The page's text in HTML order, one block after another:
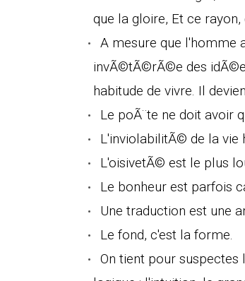
que la gloire, Et ce rayon,
A mesure que l'homme
invÃ©tÃ©rÃ©e des
habitude de vivre. Il
Le poÃ¨te ne doit avoir
L'inviolabilitÃ© de la vie
L'oisivetÃ© est le plus
Le bonheur est parfois
Une traduction est une
Le fond, c'est la forme.
On tient pour suspectes